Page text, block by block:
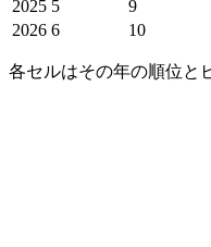
2025 5 9
2026 6 10
各セルはその年の順位と